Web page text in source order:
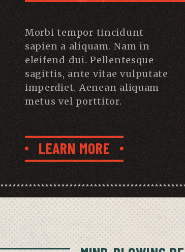
Morbi tempor tincidunt
sapien a aliquam. Nam in
eleifend dui. Pellentesque
sagittis, ante vitae vulputate
imperdiet. Aenean aliquam
metus vel porttitor.
LEARN MORE